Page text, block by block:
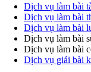
Dịch vụ làm bài
Dịch vụ làm bài
Dịch vụ làm bài
Dịch vụ làm bài
Dịch vụ làm bài
Dịch vụ giải bài